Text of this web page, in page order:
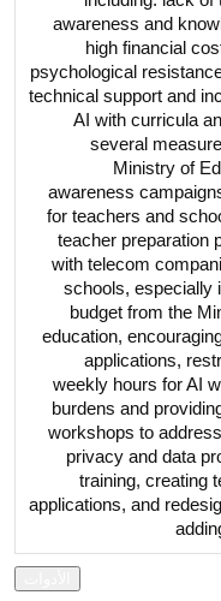
awareness and
high financial
psychological
technical support and
AI with curricula
several
Ministry of
awareness
for teachers and
teacher preparation
with telecom
schools, especially
budget from the
education,
applications,
weekly hours for AI
burdens and
workshops to
privacy and data
training, creating
applications, and